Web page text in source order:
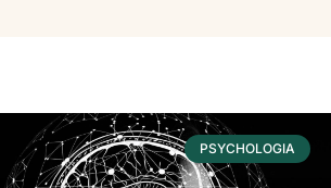
PSYCHOLOGIA